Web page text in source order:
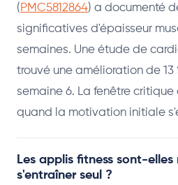
( PMC5812864) a documenté
significatives d'épaisseur
semaines. Une étude de
trouvé une amélioration de 13
semaine 6. La fenêtre
quand la motivation initiale
Les applis fitness sont-elles
s'entraîner seul ?